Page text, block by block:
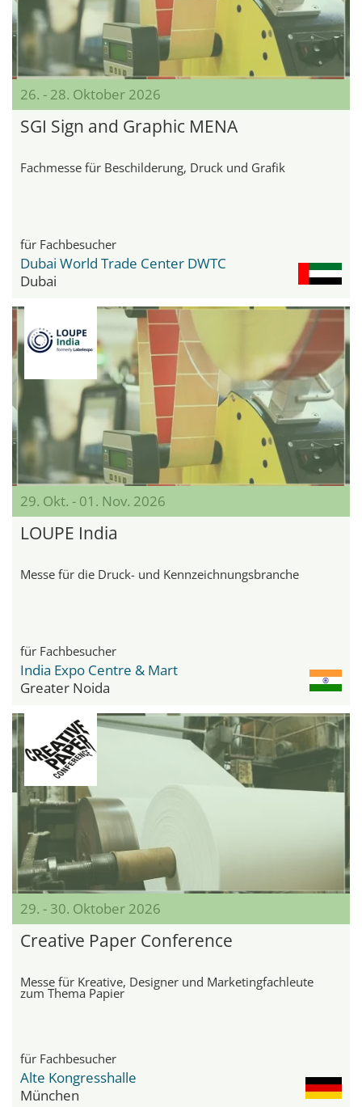
26. - 28. Oktober 2026
SGI Sign and Graphic MENA
Fachmesse für Beschilderung, Druck und Grafik
für Fachbesucher
Dubai World Trade Center DWTC
Dubai
29. Okt. - 01. Nov. 2026
LOUPE India
Messe für die Druck- und Kennzeichnungsbranche
für Fachbesucher
India Expo Centre & Mart
Greater Noida
29. - 30. Oktober 2026
Creative Paper Conference
Messe für Kreative, Designer und Marketingfachleute
zum Thema Papier
für Fachbesucher
Alte Kongresshalle
München